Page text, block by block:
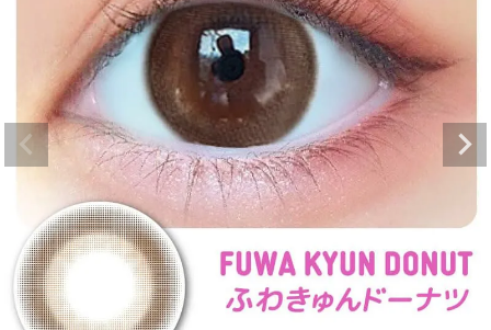
お支払い方法について
お買い物ガイド
お問い合わせ
よくあるご質問
ブログページ